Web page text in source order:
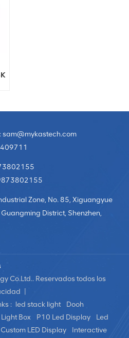
sam@mykastech.com
Zone, No. 85, Xiguangyue
District, Shenzhen,
Co.Ltd.. Reservados todos los
: led stack light
Dooh
Box P10 Led Display
Led
Custom LED Display Interactive